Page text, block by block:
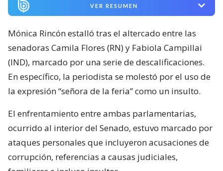
VER RESUMEN
Mónica Rincón estalló tras el altercado entre las
senadoras Camila Flores (RN) y Fabiola Campillai
(IND), marcado por una serie de descalificaciones.
En específico, la periodista se molestó por el uso de
la expresión “señora de la feria” como un insulto.
El enfrentamiento entre ambas parlamentarias,
ocurrido al interior del Senado, estuvo marcado por
ataques personales que incluyeron acusaciones de
corrupción, referencias a causas judiciales,